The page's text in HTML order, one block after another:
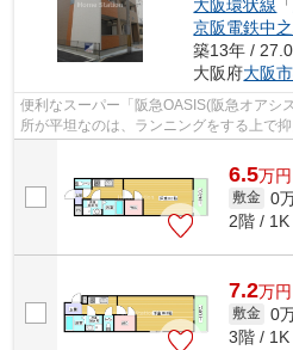
大阪環状線 「
京阪電鉄中
築13年 /
大阪府大阪
便利なスーパー「阪急OASIS(阪急オアシ
所が平坦なのは、ランニングをする上で
6.5万円
敷金 0
2階 /
7.2万円
敷金 0
3階 /